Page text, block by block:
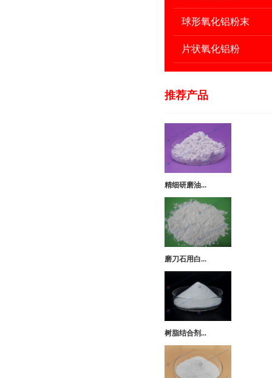
球形氧化铝粉末
片状氧化铝粉
推荐产品
精细研磨油...
磨刀石用白...
树脂结合剂...